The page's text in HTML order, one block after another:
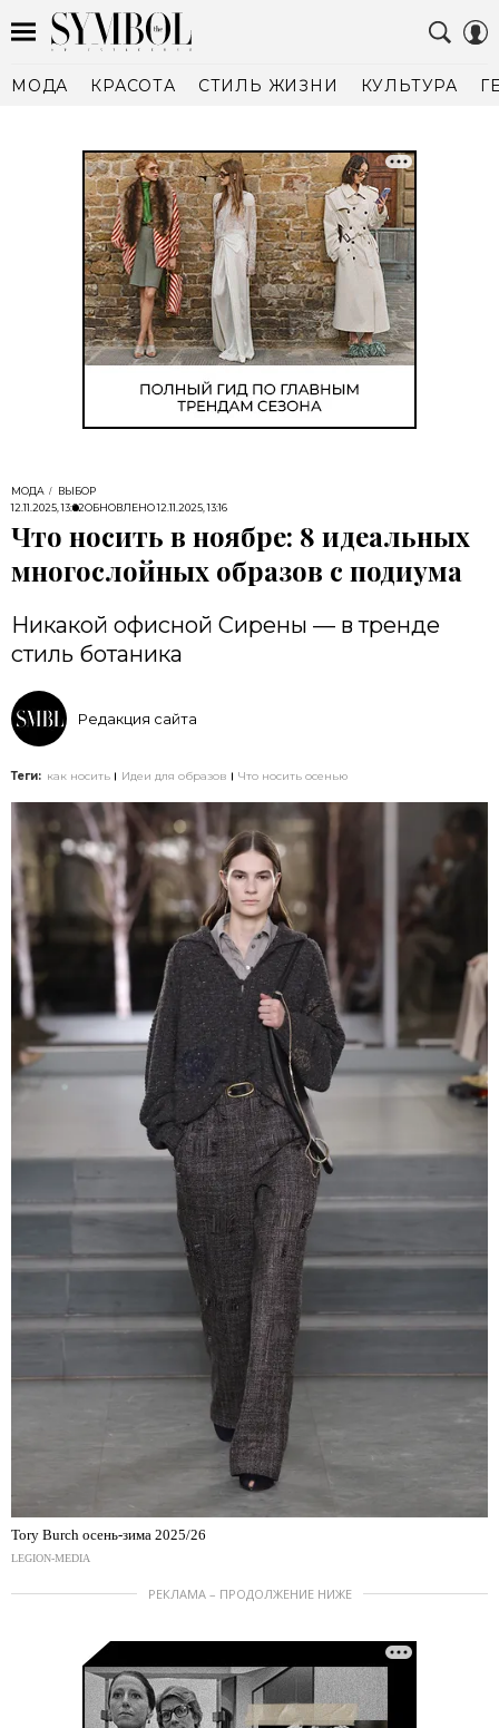
МОДА КРАСОТА СТИЛЬ ЖИЗНИ КУЛЬТУРА
МОДА
ВЫБОР
12.11.2025, 13:02ОБНОВЛЕНО12.11.2025, 13:16
Что носить в ноябре: 8 идеальных
многослойных образов с подиума
Никакой офисной Cирены — в тренде
стиль ботаника
Редакция сайта
Теги: как носить Идеи для образов Что носить осенью
Tory Burch осень-зима 2025/26
LEGION-MEDIA
РЕКЛАМА – ПРОДОЛЖЕНИЕ НИЖЕ